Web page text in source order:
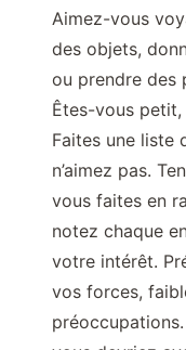
Aimez-vous
des objets,
ou prendre des
Êtes-vous
Faites une liste
n’aimez pas.
vous faites en
notez chaque
votre intérêt.
vos forces,